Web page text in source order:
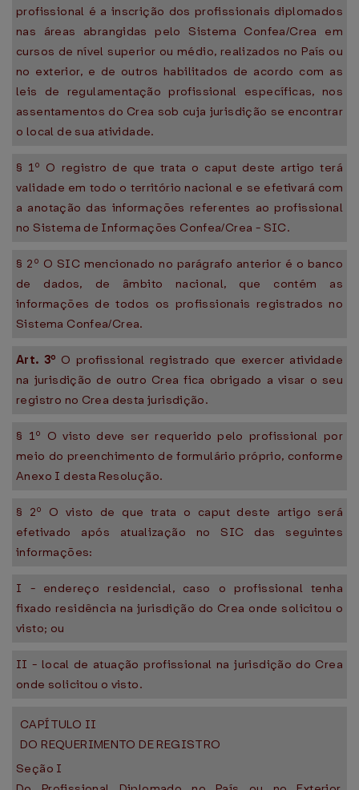
profissional é a inscrição dos profissionais diplomados
nas áreas abrangidas pelo Sistema Confea/Crea em
cursos de nível superior ou médio, realizados no País ou
no exterior, e de outros habilitados de acordo com as
leis de regulamentação profissional específicas, nos
assentamentos do Crea sob cuja jurisdição se encontrar
o local de sua atividade.
§ 1º O registro de que trata o caput deste artigo terá
validade em todo o território nacional e se efetivará com
a anotação das informações referentes ao profissional
no Sistema de Informações Confea/Crea - SIC.
§ 2º O SIC mencionado no parágrafo anterior é o banco
de dados, de âmbito nacional, que contém as
informações de todos os profissionais registrados no
Sistema Confea/Crea.
Art. 3º O profissional registrado que exercer atividade
na jurisdição de outro Crea fica obrigado a visar o seu
registro no Crea desta jurisdição.
§ 1º O visto deve ser requerido pelo profissional por
meio do preenchimento de formulário próprio, conforme
Anexo I desta Resolução.
§ 2º O visto de que trata o caput deste artigo será
efetivado após atualização no SIC das seguintes
informações:
I - endereço residencial, caso o profissional tenha
fixado residência na jurisdição do Crea onde solicitou o
visto; ou
II - local de atuação profissional na jurisdição do Crea
onde solicitou o visto.
CAPÍTULO II
DO REQUERIMENTO DE REGISTRO
Seção I